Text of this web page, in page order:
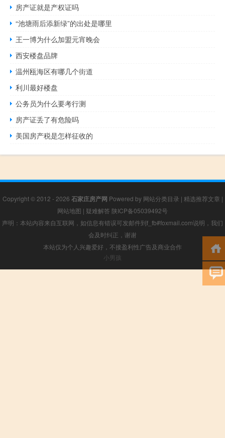
房产证就是产权证吗
“池塘雨后添新绿”的出处是哪里
王一博为什么加盟元宵晚会
西安楼盘品牌
温州瓯海区有哪几个街道
利川最好楼盘
公务员为什么要考行测
房产证丢了有危险吗
美国房产税是怎样征收的
Copyright © 2012 - 2026 石家庄房产网 Powered by 网站分类目录 | 精选推荐文章 |
网站地图 | 疑难解答 陕ICP备05039492号
声明：本站内容来自互联网，如信息有错误可发邮件到f_fb#foxmail.com说明，我们
会及时纠正，谢谢
本站仅为个人兴趣爱好，不接盈利性广告及商业合作
小男孩